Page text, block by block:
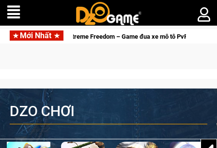
Mới Nhất
Trial Xtreme Freedom – Game đua xe mô tô PvP sở hữu vật lý
DZO CHƠI